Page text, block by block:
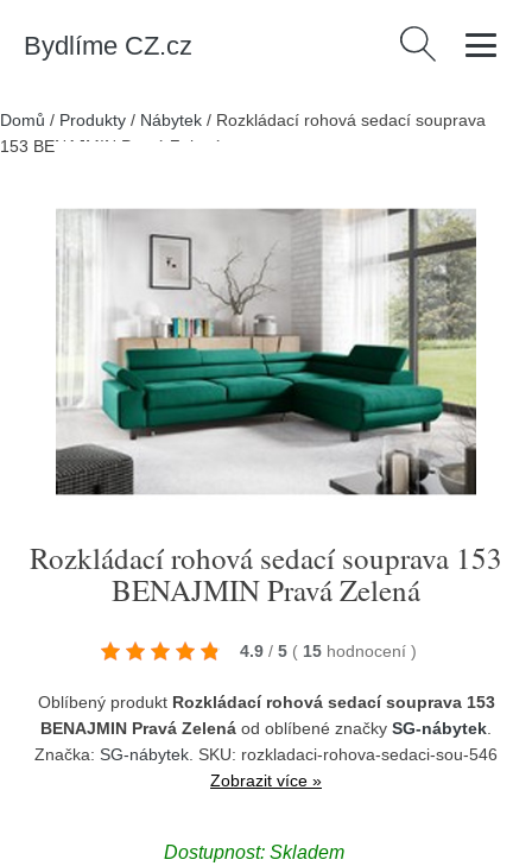
Bydlíme CZ.cz Vyhledávání
Domů / Produkty / Nábytek / Rozkládací rohová sedací souprava
153 BENAJMIN Pravá Zelená
Rozkládací rohová sedací souprava 153
BENAJMIN Pravá Zelená
4.9 / 5 ( 15 hodnocení )
Oblíbený produkt Rozkládací rohová sedací souprava 153
BENAJMIN Pravá Zelená od oblíbené značky SG-nábytek
Značka: SG-nábytek . SKU: rozkladaci-rohova-sedaci-sou-546
Zobrazit více »
Dostupnost: Skladem